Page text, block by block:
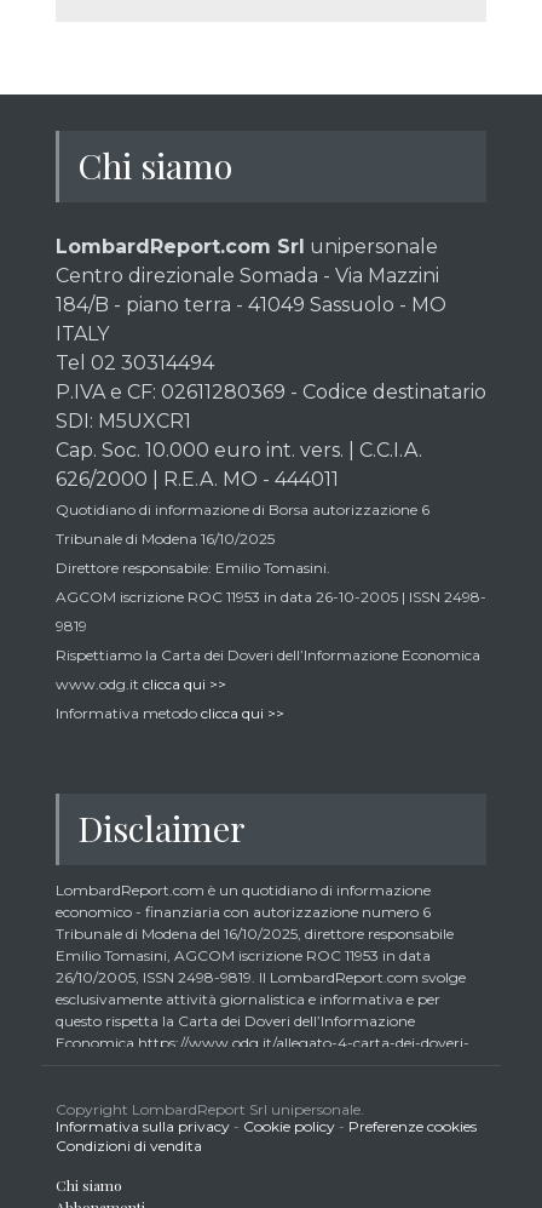
Chi siamo
LombardReport.com Srl unipersonale
Centro direzionale Somada - Via Mazzini
184/B - piano terra - 41049 Sassuolo - MO
ITALY
Tel 02 30314494
P.IVA e CF: 02611280369 - Codice destinatario
SDI: M5UXCR1
Cap. Soc. 10.000 euro int. vers. | C.C.I.A.
626/2000 | R.E.A. MO - 444011
Quotidiano di informazione di Borsa autorizzazione 6
Tribunale di Modena 16/10/2025
Direttore responsabile: Emilio Tomasini.
AGCOM iscrizione ROC 11953 in data 26-10-2005 | ISSN 2498-
9819
Rispettiamo la Carta dei Doveri dell’Informazione Economica
www.odg.it clicca qui >>
Informativa metodo clicca qui >>
Disclaimer
LombardReport.com è un quotidiano di informazione
economico - finanziaria con autorizzazione numero 6
Tribunale di Modena del 16/10/2025, direttore responsabile
Emilio Tomasini, AGCOM iscrizione ROC 11953 in data
26/10/2005, ISSN 2498-9819. Il LombardReport.com svolge
esclusivamente attività giornalistica e informativa e per
questo rispetta la Carta dei Doveri dell’Informazione
Economica https://www.odg.it/allegato-4-carta-dei-doveri-
essere consapevoli che i collaboratori di LombardReport.com
iscritti all’Ordine dei Giornalisti non possono detenere i titoli
oggetto dei loro articoli mentre i collaboratori non giornalisti
trader retail e comunque inferiori allo 0,5% del capitale, gli
Copyright LombardReport Srl unipersonale.
Informativa sulla privacy - Cookie policy - Preferenze cookies
Condizioni di vendita
Chi siamo